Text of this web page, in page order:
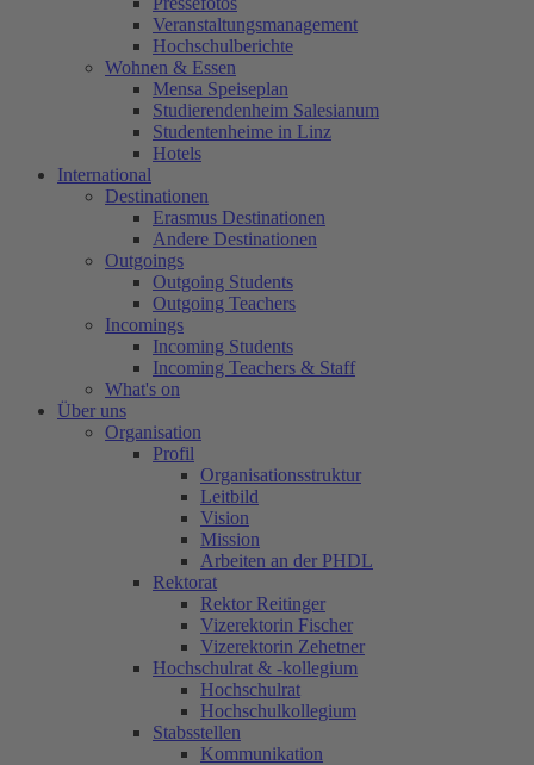
Veranstaltungsmanagement
Hochschulberichte
Wohnen & Essen
Mensa Speiseplan
Studierendenheim Salesianum
Studentenheime in Linz
Hotels
International
Destinationen
Erasmus Destinationen
Andere Destinationen
Outgoings
Outgoing Students
Outgoing Teachers
Incomings
Incoming Students
Incoming Teachers & Staff
What's on
Über uns
Organisation
Profil
Organisationsstruktur
Leitbild
Vision
Mission
Arbeiten an der PHDL
Rektorat
Rektor Reitinger
Vizerektorin Fischer
Vizerektorin Zehetner
Hochschulrat & -kollegium
Hochschulrat
Hochschulkollegium
Stabsstellen
Kommunikation